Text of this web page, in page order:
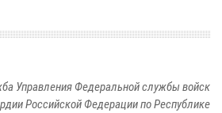
Управления Федеральной службы войск
Российской Федерации по Республике